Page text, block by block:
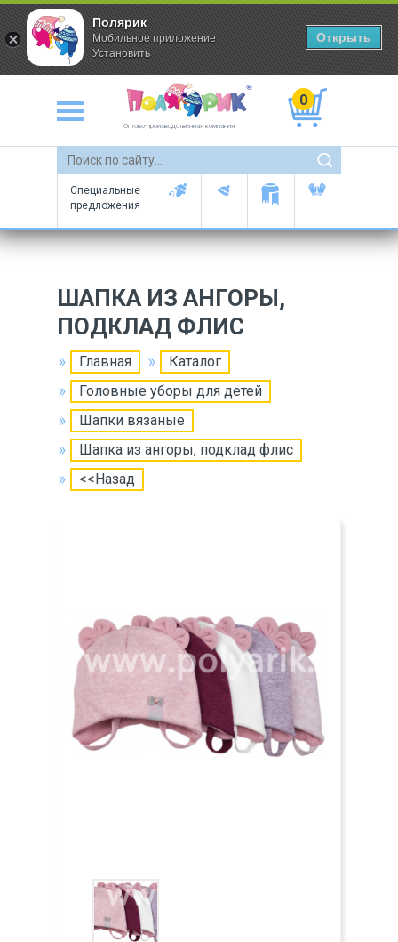
Оптово-производственная компания
0
Специальные
предложения
ШАПКА ИЗ АНГОРЫ,
ПОДКЛАД ФЛИС
Главная
Каталог
Головные уборы для детей
Шапки вязаные
Шапка из ангоры, подклад флис
<<Назад
Полярик
Мобильное приложение
Установить
Открыть